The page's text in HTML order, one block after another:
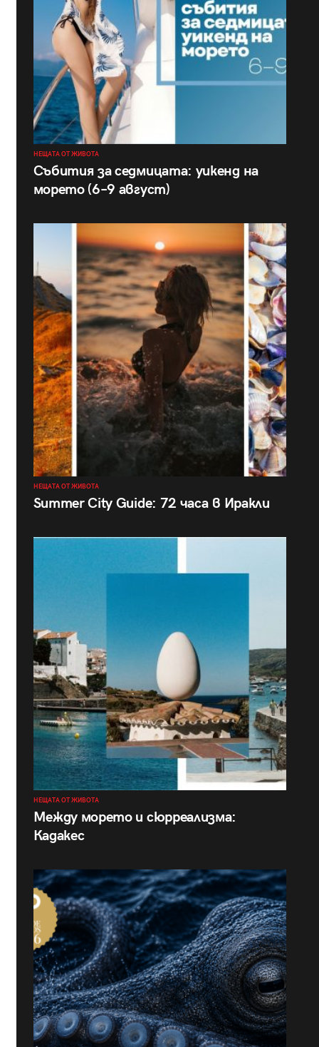
НЕЩАТА ОТ ЖИВОТА
Събития за седмицата: уикенд на
морето (6–9 август)
НЕЩАТА ОТ ЖИВОТА
Summer City Guide: 72 часа в Иракли
НЕЩАТА ОТ ЖИВОТА
Между морето и сюрреализма:
Кадакес